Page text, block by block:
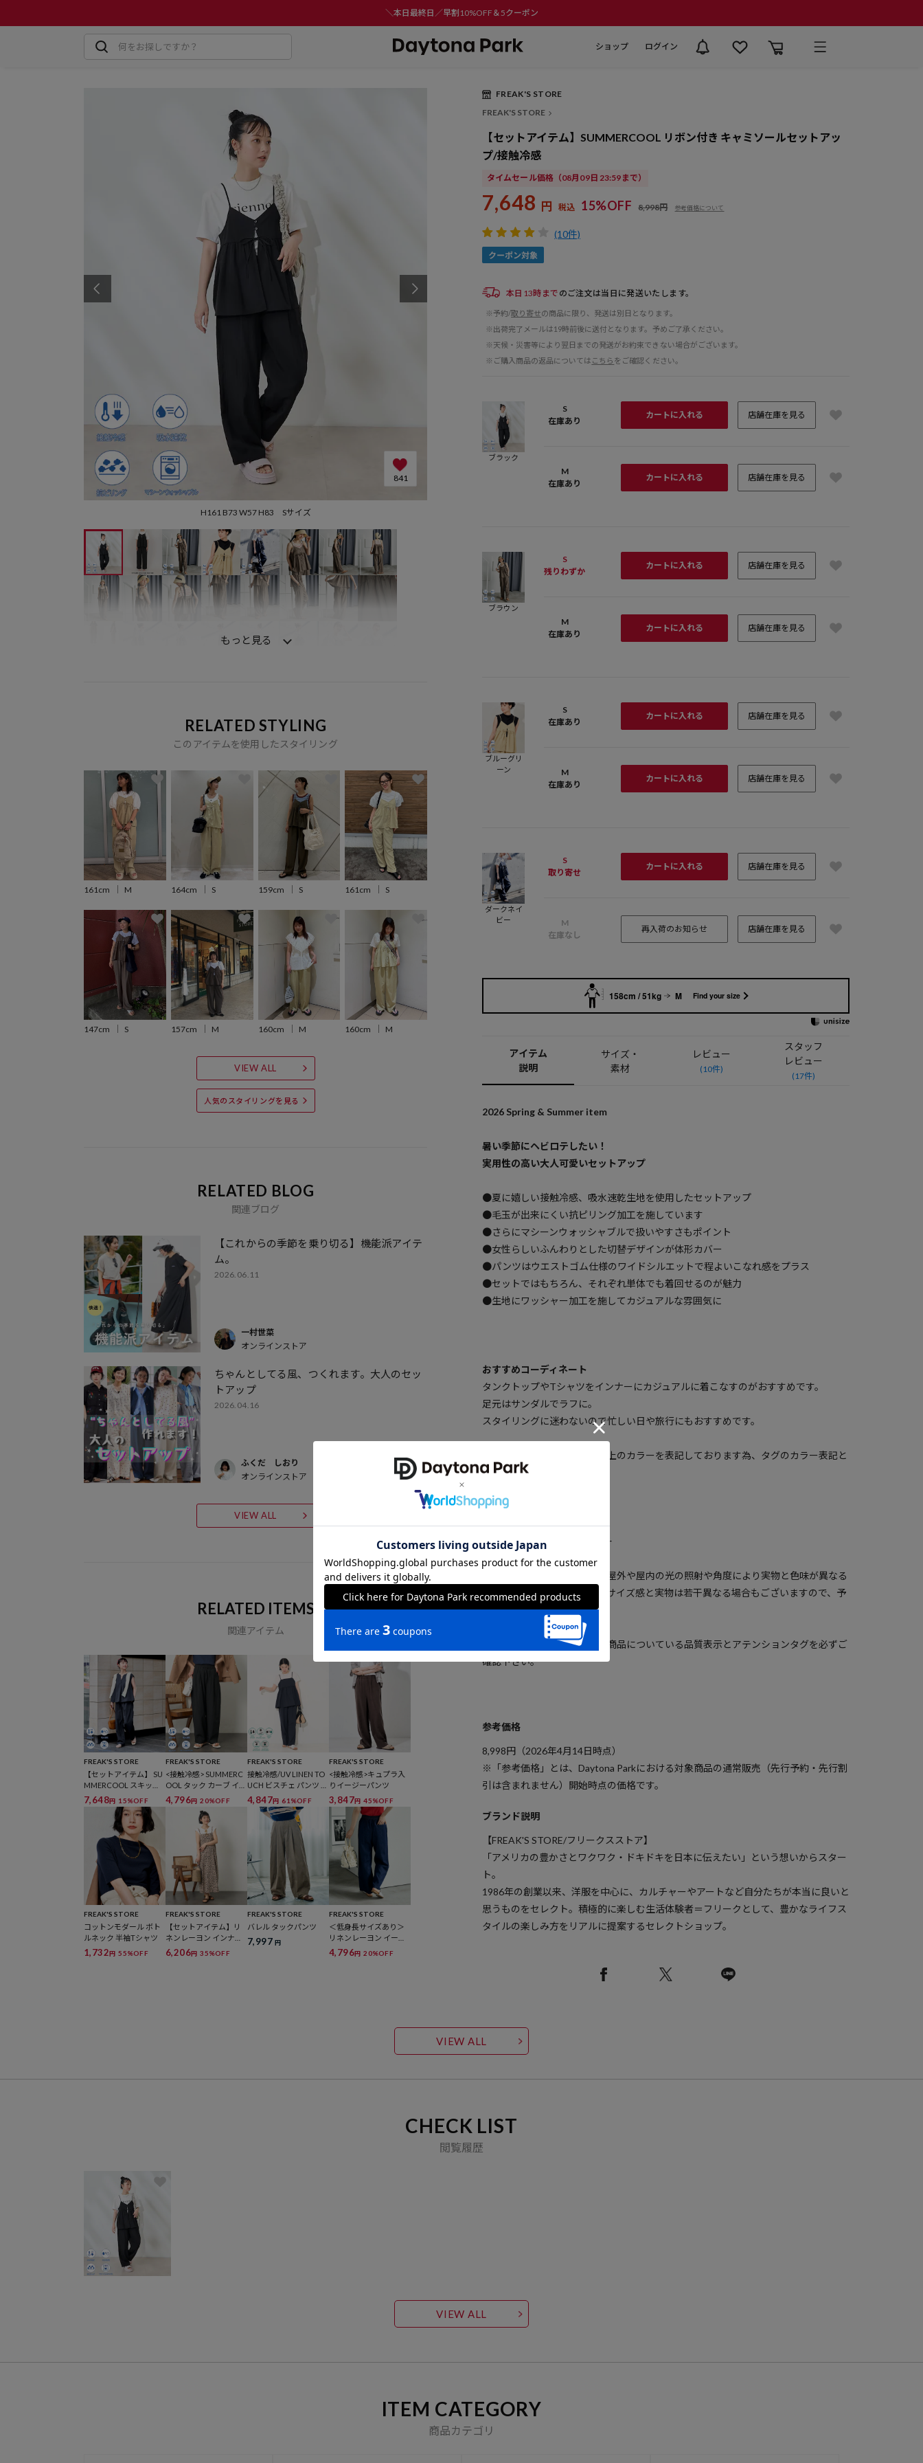
＼本日最終日／早割10%OFF＆5クーポン
ショップ ログイン
H161 B73 W57 H83 Sサイズ
841
もっと見る
RELATED STYLING
このアイテムを使用したスタイリング
161cm M 164cm S 159cm S 161cm S
147cm S 157cm M 160cm M 160cm M
VIEW ALL
人気のスタイリングを見る
RELATED BLOG
関連ブログ
【これからの季節を乗り切る】機能派アイテ
ム。
2026.06.11
一村世菜
オンラインストア
ちゃんとしてる風、つくれます。大人のセッ
トアップ
2026.04.16
ふくだ しおり
オンラインストア
VIEW ALL
RELATED ITEMS
関連アイテム
FREAK'S STORE
【セットアイテム】 SU
MMERCOOL スキッパ
ーブラウスセットアッ
プ/接触冷感
7,648円 15%OFF
FREAK'S STORE
<接触冷感> SUMMERC
OOL タック カーブ イー
ジーパンツ
4,796円 20%OFF
FREAK'S STORE
接触冷感/UV LINEN TO
UCH ビスチェ パンツ セ
ットアップ
4,847円 61%OFF
FREAK'S STORE
<接触冷感>キュプラ入
りイージーパンツ
3,847円 45%OFF
FREAK'S STORE
コットンモダール ボト
ルネック 半袖Tシャツ
1,732円 55%OFF
FREAK'S STORE
【セットアイテム】リ
ネンレーヨン インナー
セット キャミワンピー
ス
6,206円 35%OFF
FREAK'S STORE
バレル タックパンツ
7,997円
FREAK'S STORE
＜低身長サイズあり＞
リネンレーヨン イージ
ーパンツ/コットンイー
ジーパンツ
4,796円 20%OFF
FREAK'S STORE
FREAK'S STORE
【セットアイテム】SUMMERCOOL リボン付き キャミソールセットアッ
プ/接触冷感
タイムセール価格（08月09日 23:59まで）
7,648 円 税込 15%OFF 8,998円 参考価格について
(10件)
本日13時まで のご注文は当日に発送いたします。
※予約/取り寄せの商品に限り、発送は別日となります。
※出荷完了メールは19時前後に送付となります。予めご了承ください。
※天候・災害等により翌日までの発送がお約束できない場合がございます。
※ご購入商品の返品については こちら をご確認ください。
ブラック
S
在庫あり
カートに入れる 店舗在庫を見る
M
在庫あり
カートに入れる 店舗在庫を見る
ブラウン
S
残りわずか
カートに入れる 店舗在庫を見る
M
在庫あり
カートに入れる 店舗在庫を見る
ブルーグリ
ーン
S
在庫あり
カートに入れる 店舗在庫を見る
M
在庫あり
カートに入れる 店舗在庫を見る
ダークネイ
ビー
S
取り寄せ
カートに入れる 店舗在庫を見る
M
在庫なし
再入荷のお知らせ 店舗在庫を見る
158cm / 51kg M Find your size
アイテム
説明
サイズ・
素材
レビュー
(10件)
スタッフ
レビュー
(17件)
2026 Spring & Summer item
暑い季節にヘビロテしたい！
実用性の高い大人可愛いセットアップ
●夏に嬉しい接触冷感、吸水速乾生地を使用したセットアップ
●毛玉が出来にくい抗ピリング加工を施しています
●さらにマシーンウォッシャブルで扱いやすさもポイント
●女性らしいふんわりとした切替デザインが体形カバー
●パンツはウエストゴム仕様のワイドシルエットで程よいこなれ感をプラス
●セットではもちろん、それぞれ単体でも着回せるのが魅力
●生地にワッシャー加工を施してカジュアルな雰囲気に
おすすめコーディネート
タンクトップやTシャツをインナーにカジュアルに着こなすのがおすすめです。
足元はサンダルでラフに。
スタイリングに迷わないので忙しい日や旅行にもおすすめです。
※こちらの商品は、弊社管理上のカラーを表記しております為、タグのカラー表記と
異なる記載となっております。
【サイト表記：タグ表記】
・ブルーグリーン：ﾋﾟｽﾀﾁｵ
・ダークネイビー：ﾀﾞｰｸﾈｲﾋﾞｰ
※掲載画像の商品の色味は、屋外や屋内の光の照射や角度により実物と色味が異なる
場合がざいます。また表示のサイズ感と実物は若干異なる場合もございますので、予
めご了承ください。
※着用、お取り扱いの際は、商品についている品質表示とアテンションタグを必ずご
確認下さい。
参考価格
8,998円（2026年4月14日時点）
※「参考価格」とは、Daytona Parkにおける対象商品の通常販売（先行予約・先行割
引は含まれません）開始時点の価格です。
ブランド説明
【FREAK'S STORE/フリークスストア】
「アメリカの豊かさとワクワク・ドキドキを日本に伝えたい」という想いからスター
ト。
1986年の創業以来、洋服を中心に、カルチャーやアートなど自分たちが本当に良いと
思うものをセレクト。積極的に楽しむ生活体験者＝フリークとして、豊かなライフス
タイルの楽しみ方をリアルに提案するセレクトショップ。
VIEW ALL
CHECK LIST
閲覧履歴
VIEW ALL
ITEM CATEGORY
商品カテゴリ